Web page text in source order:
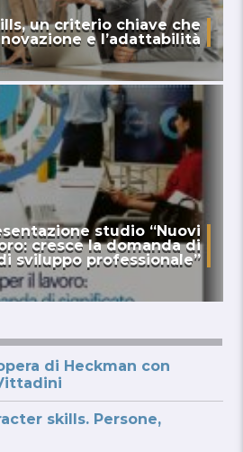
un criterio chiave che
e l’adattabilità
studio “Nuovi
cresce la domanda di
sviluppo professionale”
di Heckman con
skills. Persone,